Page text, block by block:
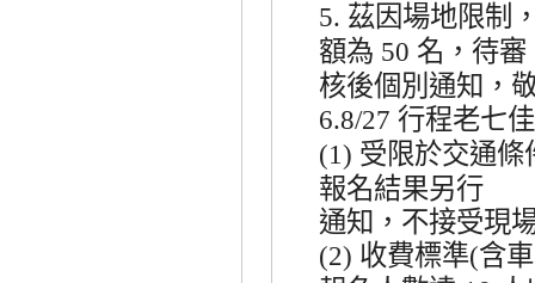
5. 茲因場地限制
額為 50 名，待審
核後個別通知，
6.8/27 行程老七
(1) 受限於交通條
報名結果另行
通知，不接受現
(2) 收費標準(含